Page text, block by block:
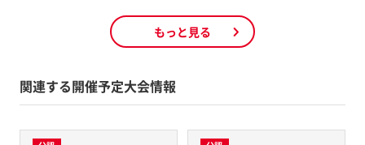
もっと見る
関連する開催予定大会情報